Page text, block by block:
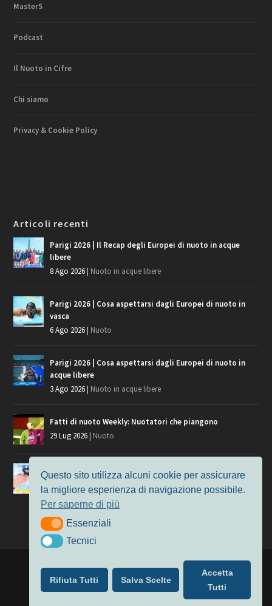
MasterS
Podcast
Il Nuoto in Cifre
Chi siamo
Privacy & Cookie Policy
Articoli recenti
Parigi 2026 | Il Recap degli Europei di nuoto in acque
libere
8 Ago 2026| Nuoto in acque libere
Parigi 2026 | Cosa aspettarsi dagli Europei di nuoto in
vasca
6 Ago 2026| Nuoto
Parigi 2026 | Cosa aspettarsi dagli Europei di nuoto in
acque libere
3 Ago 2026| Nuoto in acque libere
Fatti di nuoto Weekly: Nuotatori che piangono
29 Lug 2026| Nuoto
Giochi del Mediterraneo, i convocati del nuoto per
9 Lug 2026
Nuoto
| Alimentato da
Nuoto
MasterS Podcast Il Nuoto in Cifre
Privacy & Cookie Policy
Questo sito utilizza alcuni cookie per assicurare
la migliore esperienza di navigazione possibile.
Per saperne di più
EssenzialiEssenziali
TecniciTecnici
Rifiuta Tutti Salva Scelte
Accetta
Tutti